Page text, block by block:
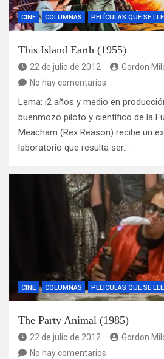
CINE COLUMNAS PELÍCULAS QUE SE
This Island Earth (1955)
22 de julio de 2012
Gordon
No hay comentarios
Lema: ¡2 años y medio en
buenmozo piloto y científico de la
Meacham (Rex Reason) recibe un
laboratorio que resulta ser…
CINE COLUMNAS PELÍCULAS QUE SE
The Party Animal (1985)
22 de julio de 2012
Gordon
No hay comentarios